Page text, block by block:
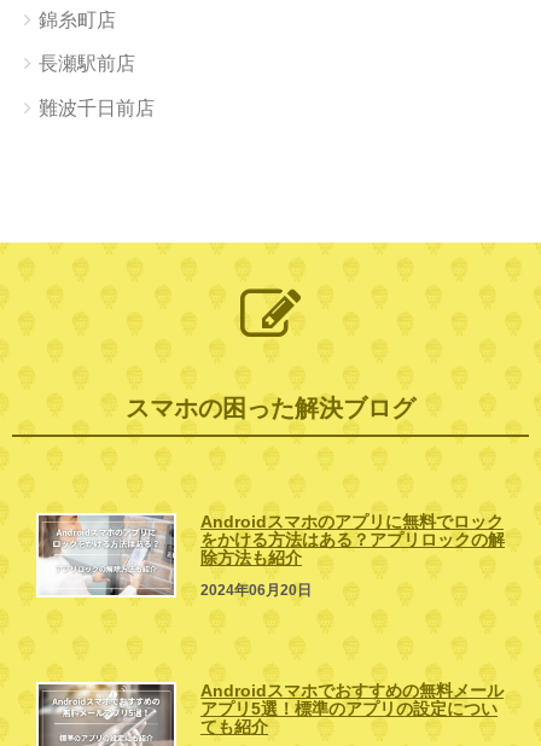
錦糸町店
長瀬駅前店
難波千日前店
スマホの困った解決ブログ
Androidスマホのアプリに無料でロック
をかける方法はある？アプリロックの解
除方法も紹介
2024年06月20日
Androidスマホでおすすめの無料メール
アプリ5選！標準のアプリの設定につい
ても紹介